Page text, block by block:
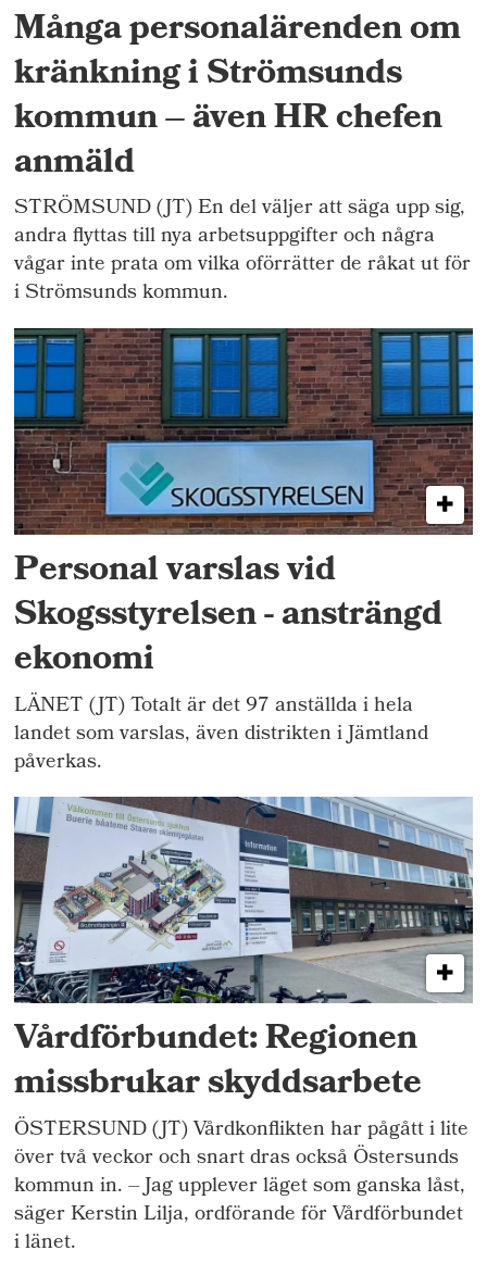
Många personalärenden om
kränkning i Strömsunds
kommun – även HR chefen
anmäld
STRÖMSUND (JT) En del väljer att säga upp sig,
andra flyttas till nya arbetsuppgifter och några
vågar inte prata om vilka oförrätter de råkat ut för
i Strömsunds kommun.
Personal varslas vid
Skogsstyrelsen - ansträngd
ekonomi
LÄNET (JT) Totalt är det 97 anställda i hela
landet som varslas, även distrikten i Jämtland
påverkas.
Vårdförbundet: Regionen
missbrukar skyddsarbete
ÖSTERSUND (JT) Vårdkonflikten har pågått i lite
över två veckor och snart dras också Östersunds
kommun in. – Jag upplever läget som ganska låst,
säger Kerstin Lilja, ordförande för Vårdförbundet
i länet.